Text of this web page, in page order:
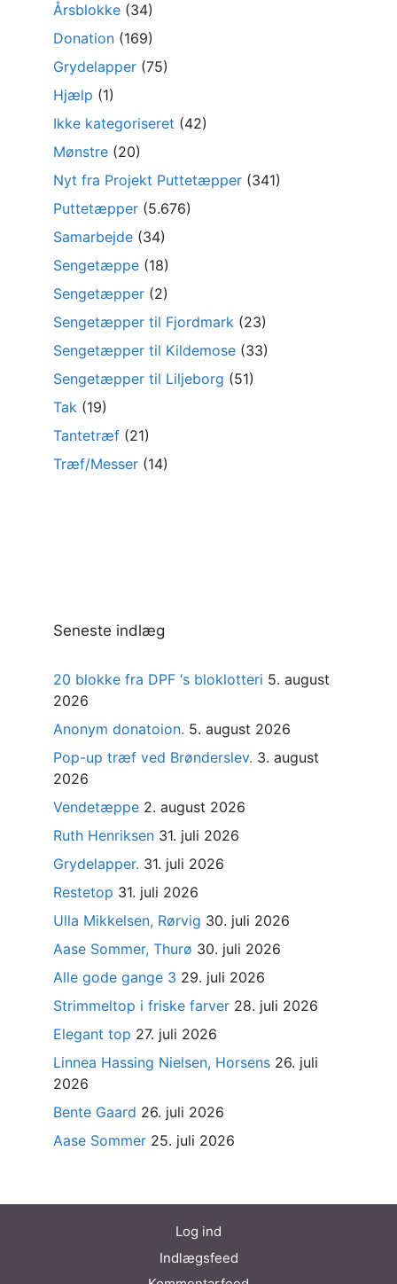
Årsblokke (34)
Donation (169)
Grydelapper (75)
Hjælp (1)
Ikke kategoriseret (42)
Mønstre (20)
Nyt fra Projekt Puttetæpper (341)
Puttetæpper (5.676)
Samarbejde (34)
Sengetæppe (18)
Sengetæpper (2)
Sengetæpper til Fjordmark (23)
Sengetæpper til Kildemose (33)
Sengetæpper til Liljeborg (51)
Tak (19)
Tantetræf (21)
Træf/Messer (14)
Seneste indlæg
20 blokke fra DPF ‘s bloklotteri 5. august
2026
Anonym donatoion. 5. august 2026
Pop-up træf ved Brønderslev. 3. august
2026
Vendetæppe 2. august 2026
Ruth Henriksen 31. juli 2026
Grydelapper. 31. juli 2026
Restetop 31. juli 2026
Ulla Mikkelsen, Rørvig 30. juli 2026
Aase Sommer, Thurø 30. juli 2026
Alle gode gange 3 29. juli 2026
Strimmeltop i friske farver 28. juli 2026
Elegant top 27. juli 2026
Linnea Hassing Nielsen, Horsens 26. juli
2026
Bente Gaard 26. juli 2026
Aase Sommer 25. juli 2026
Log ind
Indlægsfeed